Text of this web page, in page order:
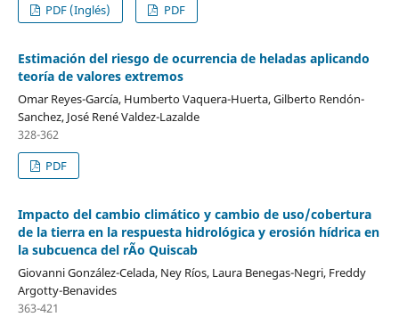
PDF (Inglés)
PDF
Estimación del riesgo de ocurrencia de heladas aplicando
teoría de valores extremos
Omar Reyes-García, Humberto Vaquera-Huerta, Gilberto Rendón-
Sanchez, José René Valdez-Lazalde
328-362
PDF
Impacto del cambio climático y cambio de uso/cobertura
de la tierra en la respuesta hidrológica y erosión hídrica en
la subcuenca del rÃ­o Quiscab
Giovanni González-Celada, Ney Ríos, Laura Benegas-Negri, Freddy
Argotty-Benavides
363-421